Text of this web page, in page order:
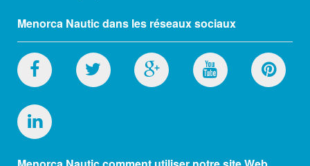
Menorca Nautic dans les réseaux sociaux